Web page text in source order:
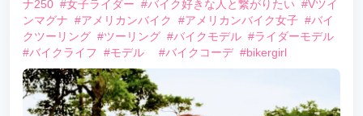
ナ250 #女子ライダー #バイク好きな人と繋がりたい #Vツイ
ンマグナ #アメリカンバイク #アメリカンバイク女子 #バイ
クツーリング #ツーリング #バイクモデル #ライダーモデル
#バイクライフ
#モデル #バイクコーデ #bikergirl